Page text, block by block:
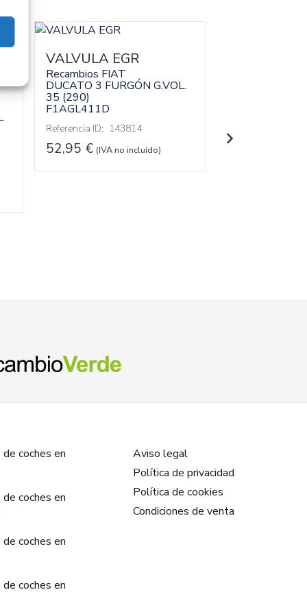
VALVULA EGR
Recambios FIAT
DUCATO 3 FURGÓN G.VOL.
35 (290)
F1AGL411D
Referencia ID: 143814
52,95 € (IVA no incluído)
DUCATO 3
35 (290)
coches en
coches en
coches en
coches en
Aviso legal
Política de privacidad
Política de cookies
Condiciones de venta